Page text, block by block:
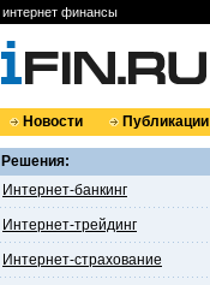
интернет финансы
Новости Публикации
Решения:
Интернет-банкинг
Интернет-трейдинг
Интернет-страхование